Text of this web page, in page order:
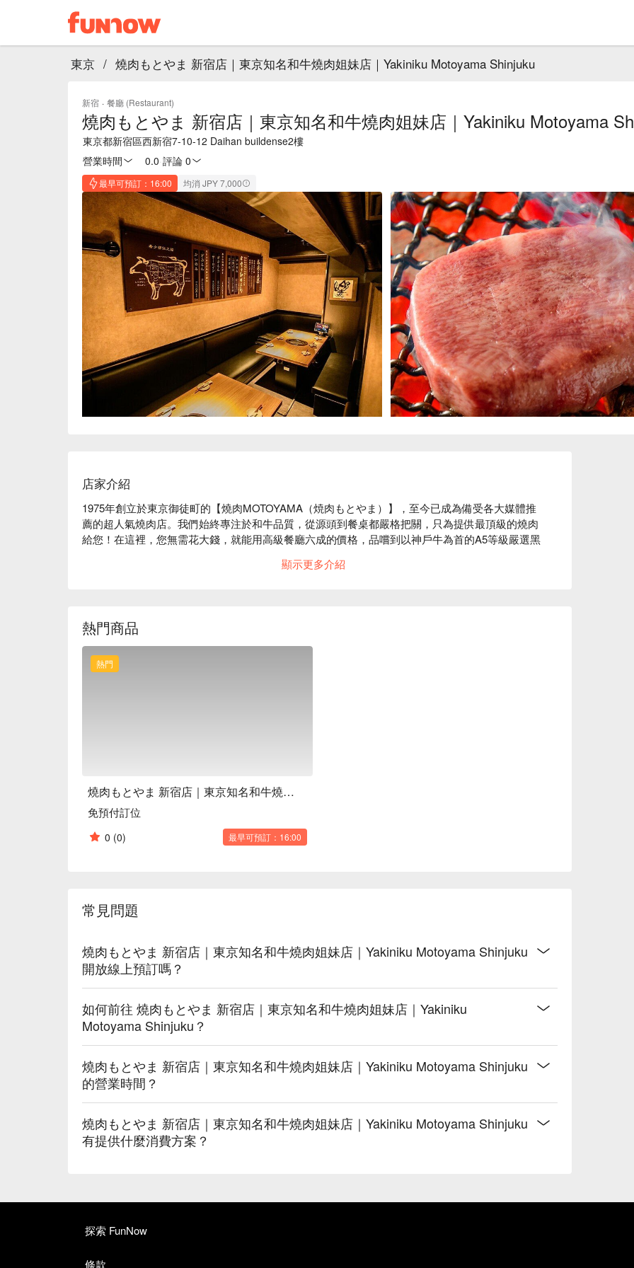
東京 / 燒肉もとやま 新宿店｜東京知名和牛燒肉姐妹店｜Yakiniku Motoyama Shinjuku
新宿 · 餐廳 (Restaurant)
燒肉もとやま 新宿店｜東京知名和牛燒肉姐妹店｜Yakiniku Motoyama
東京都新宿區西新宿7-10-12 Daihan buildense2樓
營業時間
0.0 評論 0
最早可預訂：16:00 均消 JPY 7,000
店家介紹
1975年創立於東京御徒町的【燒肉MOTOYAMA（焼肉もとやま）】，至今已成為備受各大媒體推
薦的超人氣燒肉店。我們始終專注於和牛品質，從源頭到餐桌都嚴格把關，只為提供最頂級的燒肉
給您！在這裡，您無需花大錢，就能用高級餐廳六成的價格，品嚐到以神戶牛為首的A5等級嚴選黑
Google 4.7 星 🌟 1,225 人高分推薦：「好吃的燒肉，店員服務相當快速親切！份量相當足夠，推推
顯示更多介紹
熱門商品
熱門
燒肉もとやま 新宿店｜東京知名和牛燒肉姐妹店｜Yakiniku Motoyama Shinjuku
免預付訂位
0 (0) 最早可預訂：16:00
常見問題
燒肉もとやま 新宿店｜東京知名和牛燒肉姐妹店｜Yakiniku Motoyama Shinjuku
開放線上預訂嗎？
如何前往 燒肉もとやま 新宿店｜東京知名和牛燒肉姐妹店｜Yakiniku
Motoyama Shinjuku？
燒肉もとやま 新宿店｜東京知名和牛燒肉姐妹店｜Yakiniku Motoyama Shinjuku
的營業時間？
燒肉もとやま 新宿店｜東京知名和牛燒肉姐妹店｜Yakiniku Motoyama Shinjuku
有提供什麼消費方案？
探索 FunNow
條款